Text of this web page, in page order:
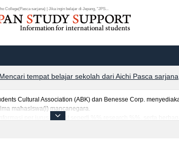
College(Pasca sarjana) | Jika ingin belajar di Jepang, "JPS...
Mencari tempat belajar sekolah dari Aichi Pasca sarjana
Cultural Association (ABK) dan Benesse Corp.
mahasiswa(i) mancanegara.
per jurusan riset seperti %% research %%, serta